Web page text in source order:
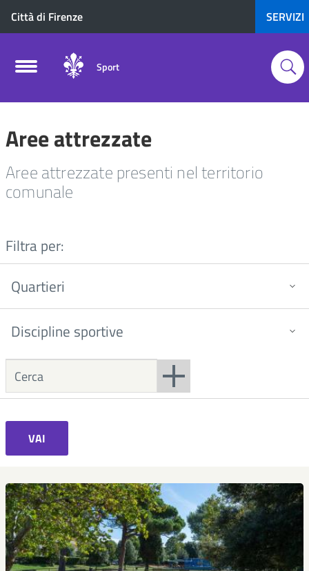
Città di Firenze SERVIZI
Sport
Aree attrezzate
Aree attrezzate presenti nel territorio
comunale
Filtra per:
Quartieri
Discipline sportive
VAI